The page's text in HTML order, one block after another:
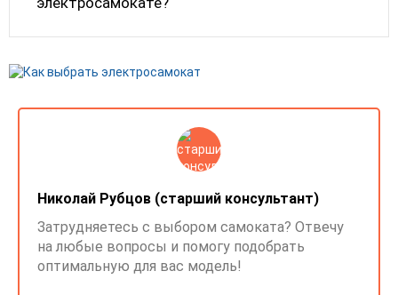
Николай Рубцов (старший консультант)
Затрудняетесь с выбором самоката? Отвечу
на любые вопросы и помогу подобрать
оптимальную для вас модель!